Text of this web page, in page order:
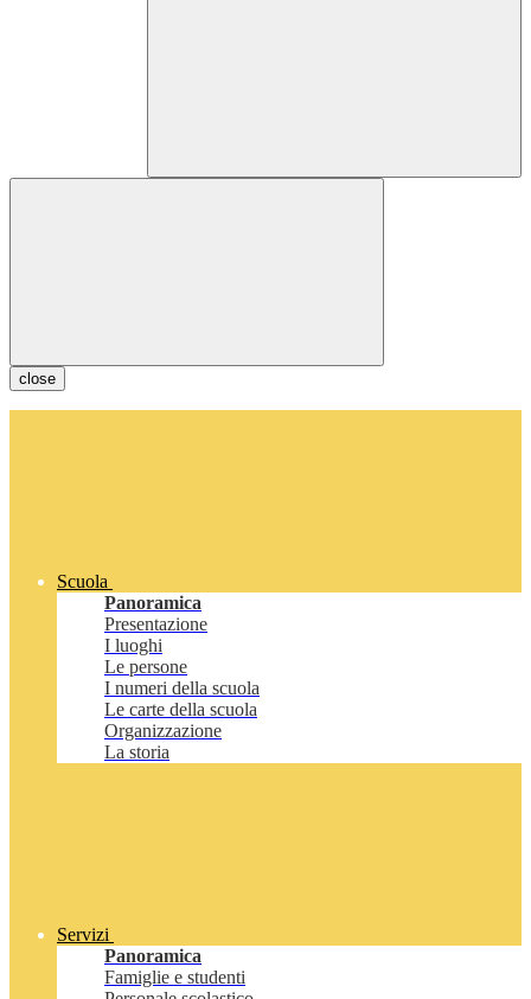
close
Scuola
Panoramica
Presentazione
I luoghi
Le persone
I numeri della scuola
Le carte della scuola
Organizzazione
La storia
Servizi
Panoramica
Famiglie e studenti